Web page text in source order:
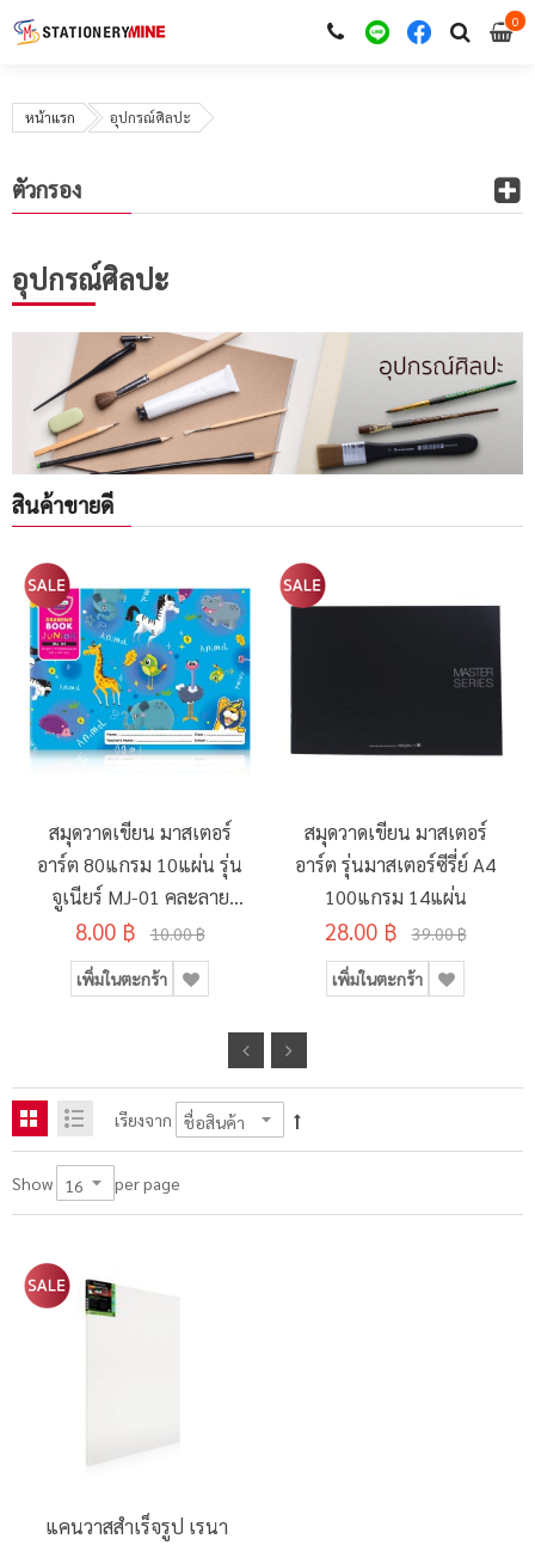
00
หน้าแรก อุปกรณ์ศิลปะ
อุปกรณ์ศิลปะ
สินค้าขายดี
สมุดวาดเขียน มาสเตอร์
อาร์ต 80แกรม 10แผ่น รุ่น
จูเนียร์ MJ-01 คละลาย
190x260มม.
8.00 ฿ 10.00 ฿
เพิ่มในตะกร้า
สมุดวาดเขียน มาสเตอร์
อาร์ต รุ่นมาสเตอร์ซีรี่ย์ A4
100แกรม 14แผ่น
28.00 ฿ 39.00 ฿
เพิ่มในตะกร้า
เรียงจาก
Show per page
แคนวาสสำเร็จรูป เรนา
ตัวกรอง